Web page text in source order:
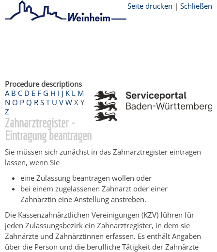
Seite drucken | Schließen
Procedure descriptions
A B C D E F G H I J K L M
N O P Q R S T U V W X Y
Z
Zahnarztregister -
Eintragung beantragen
Sie müssen sich zunächst in das Zahnarztregister eintragen
lassen, wenn Sie
eine Zulassung beantragen wollen oder
bei einem zugelassenen Zahnarzt oder einer
Zahnärztin eine Anstellung anstreben.
Die Kassenzahnärztlichen Vereinigungen (KZV) führen für
jeden Zulassungsbezirk ein Zahnarztregister, in dem sie
Zahnärzte und Zahnärztinnen erfassen. Es enthält Angaben
über die Person und die berufliche Tätigkeit der Zahnärzte